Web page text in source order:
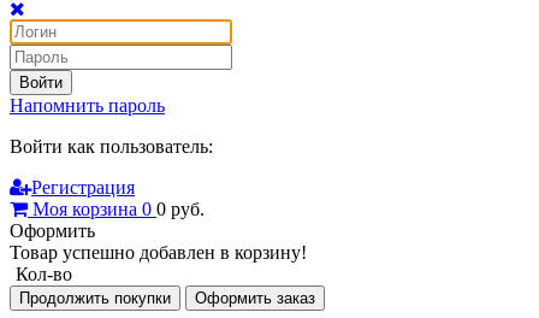
Войти
Напомнить пароль
Войти как пользователь:
Регистрация
Моя корзина 0 0 руб.
Оформить
Товар успешно добавлен в корзину!
Кол-во
Продолжить покупки Оформить заказ